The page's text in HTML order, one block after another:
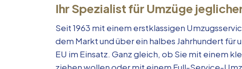
Ihr Spezialist für Umzüge
Seit 1963 mit einem erstklassigen
dem Markt und über ein halbes Jahrhundert für
EU im Einsatz. Ganz gleich, ob Sie mit einem